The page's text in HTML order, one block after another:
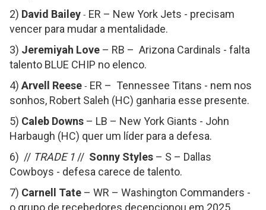
2) David Bailey - ER – New York Jets - precisam
vencer para mudar a mentalidade.
3) Jeremiyah Love – RB – Arizona Cardinals - falta
talento BLUE CHIP no elenco.
4) Arvell Reese - ER – Tennessee Titans - nem nos
sonhos, Robert Saleh (HC) ganharia esse presente.
5) Caleb Downs – LB – New York Giants - John
Harbaugh (HC) quer um líder para a defesa.
6) // TRADE 1 // Sonny Styles – S – Dallas
Cowboys - defesa carece de talento.
7) Carnell Tate – WR – Washington Commanders -
o grupo de recebedores decepcionou em 2025.